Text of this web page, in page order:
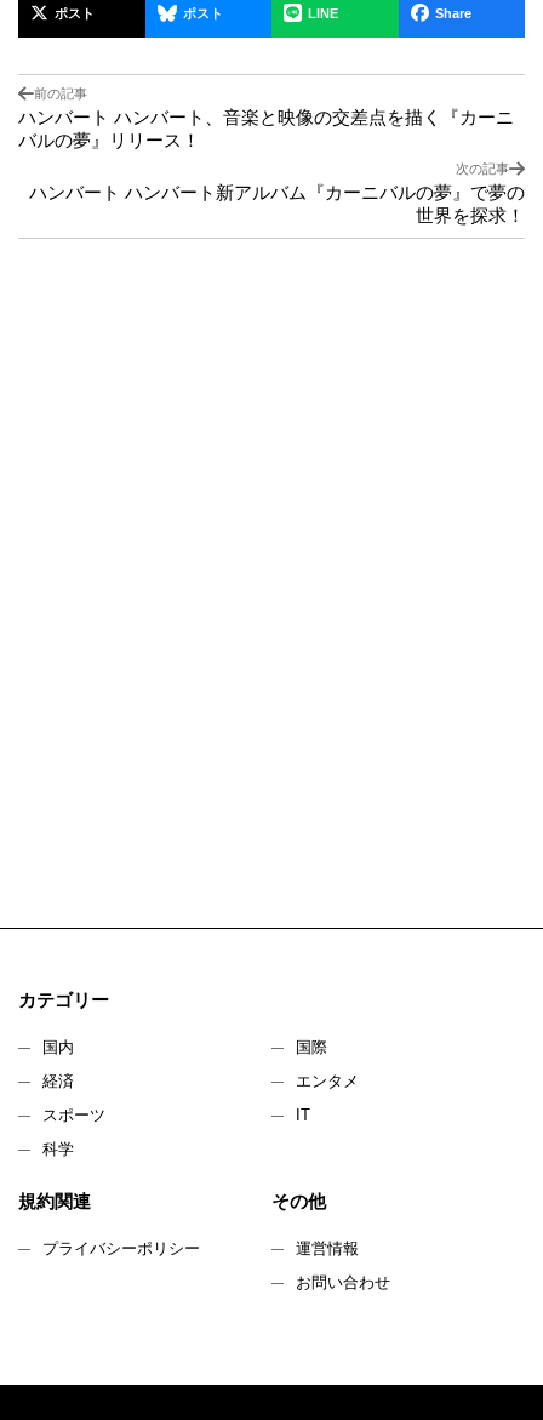
ポスト ポスト LINE Share
前の記事
ハンバート ハンバート、音楽と映像の交差点を描く『カーニ
バルの夢』リリース！
次の記事
ハンバート ハンバート新アルバム『カーニバルの夢』で夢の
世界を探求！
カテゴリー
国内
国際
経済
エンタメ
スポーツ
IT
科学
規約関連
プライバシーポリシー
その他
運営情報
お問い合わせ